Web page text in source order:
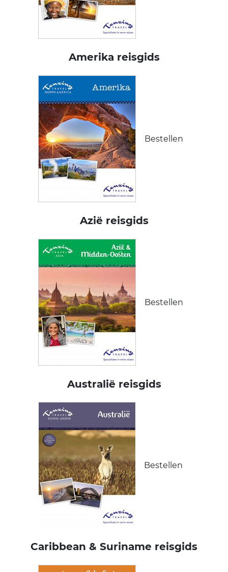
Amerika reisgids
Bestellen
Azië reisgids
Bestellen
Australië reisgids
Bestellen
Caribbean & Suriname reisgids